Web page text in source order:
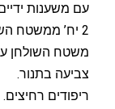
עם משענות
2 יח’ ממשטח השולחן עולות כלפי מעלה לנוחות מרבית.
משטח השולחן
צביעה בתנור.
ריפודים רחיצים.